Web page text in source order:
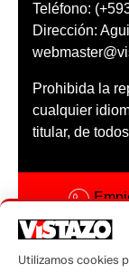
Teléfono:
Dirección:
Prohibida la
cualquier
titular, de
Utilizamos cookies